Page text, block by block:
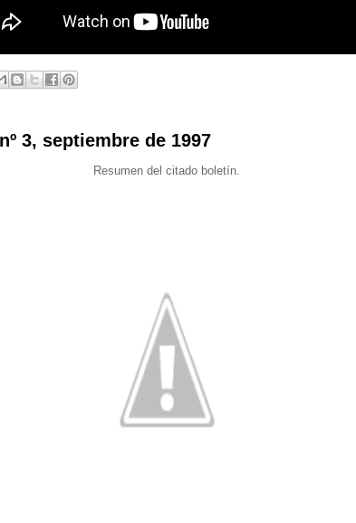
3, septiembre de 1997
Resumen del citado boletín.